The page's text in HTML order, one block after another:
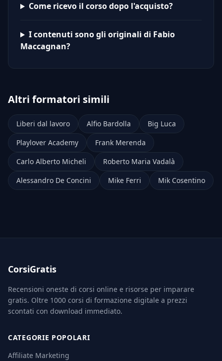
Come ricevo il corso dopo l'acquisto?
I contenuti sono gli originali di Fabio
Maccagnan?
Altri formatori simili
Liberi dal lavoro Alfio Bardolla
Big Luca
Playlover Academy
Frank Merenda
Carlo Alberto Micheli
Roberto Maria Vadalà
Alessandro De Concini
Mike Ferri Mik Cosentino
CorsiGratis
Recensioni oneste di corsi online e risorse per imparare
gratis. Oltre 1000 corsi di formazione digitale a prezzi
scontati con download immediato.
CATEGORIE POPOLARI
Affiliate Marketing